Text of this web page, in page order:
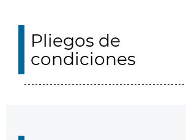
Pliegos de
condiciones